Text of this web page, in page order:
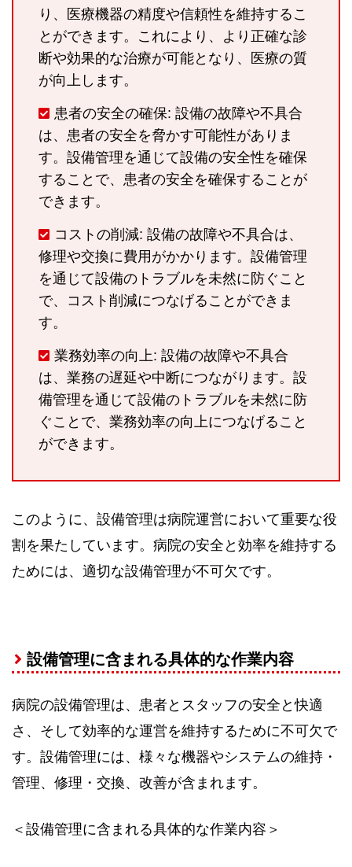
り、医療機器の精度や信頼性を維持するこ
とができます。これにより、より正確な診
断や効果的な治療が可能となり、医療の質
が向上します。
患者の安全の確保: 設備の故障や不具合
は、患者の安全を脅かす可能性がありま
す。設備管理を通じて設備の安全性を確保
することで、患者の安全を確保することが
できます。
コストの削減: 設備の故障や不具合は、
修理や交換に費用がかかります。設備管理
を通じて設備のトラブルを未然に防ぐこと
で、コスト削減につなげることができま
す。
業務効率の向上: 設備の故障や不具合
は、業務の遅延や中断につながります。設
備管理を通じて設備のトラブルを未然に防
ぐことで、業務効率の向上につなげること
ができます。
このように、設備管理は病院運営において重要な役
割を果たしています。病院の安全と効率を維持する
ためには、適切な設備管理が不可欠です。
設備管理に含まれる具体的な作業内容
病院の設備管理は、患者とスタッフの安全と快適
さ、そして効率的な運営を維持するために不可欠で
す。設備管理には、様々な機器やシステムの維持・
管理、修理・交換、改善が含まれます。
＜設備管理に含まれる具体的な作業内容＞